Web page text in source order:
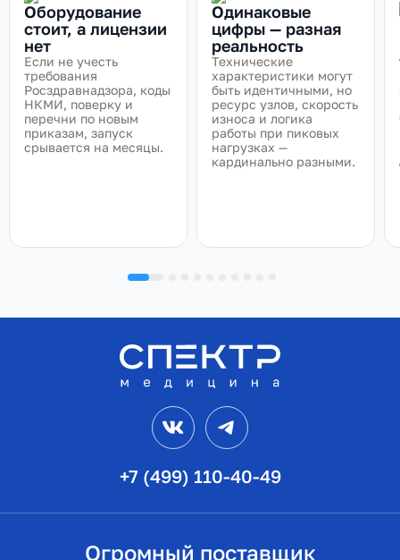
Оборудование
стоит, а лицензии
нет
Если не учесть
требования
Росздравнадзора, коды
НКМИ, поверку и
перечни по новым
приказам, запуск
срывается на месяцы.
Одинаковые
цифры — разная
реальность
Технические
характеристики могут
быть идентичными, но
ресурс узлов, скорость
износа и логика
работы при пиковых
нагрузках —
кардинально разными.
+7 (499) 110-40-49
VK
Огромный поставщик